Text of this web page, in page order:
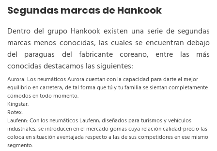
Segundas marcas de Hankook
Dentro del grupo Hankook existen una serie de segundas
marcas menos conocidas, las cuales se encuentran debajo
del paraguas del fabricante coreano, entre las más
conocidas destacamos las siguientes:
Aurora: Los neumáticos Aurora cuentan con la capacidad para darte el mejor
equilibrio en carretera, de tal forma que tú y tu familia se sientan completamente
cómodos en todo momento.
Kingstar.
Rotex.
Laufenn: Con los neumáticos Laufenn, diseñados para turismos y vehículos
industriales, se introducen en el mercado gomas cuya relación calidad-precio las
coloca en situación aventajada respecto a las de sus competidores en ese mismo
segmento.